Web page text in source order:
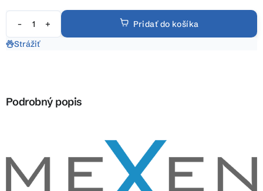
Pridať do košíka
Strážiť
Podrobný popis